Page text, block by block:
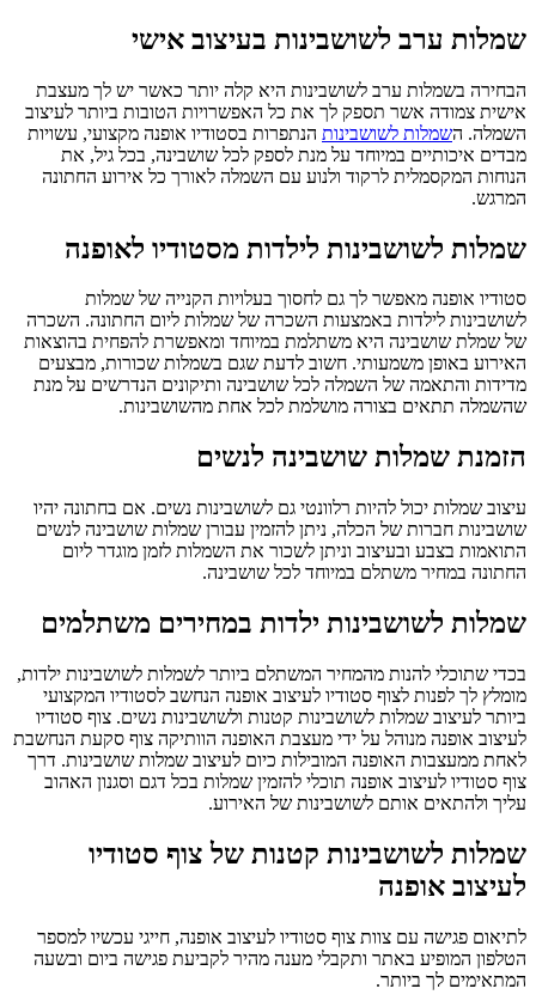
שמלות ערב לשושבינות בעיצוב אישי
הבחירה בשמלות ערב לשושבינות היא קלה יותר כאשר יש לך מעצבת
אישית צמודה אשר תספק לך את כל האפשרויות הטובות ביותר לעיצוב
השמלה. השמלות לשושבינות הנתפרות בסטודיו אופנה מקצועי, עשויות
מבדים איכותיים במיוחד על מנת לספק לכל שושבינה, בכל גיל, את
הנוחות המקסמלית לרקוד ולנוע עם השמלה לאורך כל אירוע החתונה
המרגש.
שמלות לשושבינות לילדות מסטודיו לאופנה
סטודיו אופנה מאפשר לך גם לחסוך בעלויות הקנייה של שמלות
לשושבינות לילדות באמצעות השכרה של שמלות ליום החתונה. השכרה
של שמלת שושבינה היא משתלמת במיוחד ומאפשרת להפחית בהוצאות
האירוע באופן משמעותי. חשוב לדעת שגם בשמלות שכורות, מבצעים
מדידות והתאמה של השמלה לכל שושבינה ותיקונים הנדרשים על מנת
שהשמלה תתאים בצורה מושלמת לכל אחת מהשושבינות.
הזמנת שמלות שושבינה לנשים
עיצוב שמלות יכול להיות רלוונטי גם לשושבינות נשים. אם בחתונה יהיו
שושבינות חברות של הכלה, ניתן להזמין עבורן שמלות שושבינה לנשים
התואמות בצבע ובעיצוב וניתן לשכור את השמלות לזמן מוגדר ליום
החתונה במחיר משתלם במיוחד לכל שושבינה.
שמלות לשושבינות ילדות במחירים משתלמים
בכדי שתוכלי להנות מהמחיר המשתלם ביותר לשמלות לשושבינות ילדות,
מומלץ לך לפנות לצוף סטודיו לעיצוב אופנה הנחשב לסטודיו המקצועי
ביותר לעיצוב שמלות לשושבינות קטנות ולשושבינות נשים. צוף סטודיו
לעיצוב אופנה מנוהל על ידי מעצבת האופנה הוותיקה צוף סקעת הנחשבת
לאחת ממעצבות האופנה המובילות כיום לעיצוב שמלות שושבינות. דרך
צוף סטודיו לעיצוב אופנה תוכלי להזמין שמלות בכל דגם וסגנון האהוב
עליך ולהתאים אותם לשושבינות של האירוע.
שמלות לשושבינות קטנות של צוף סטודיו
לעיצוב אופנה
לתיאום פגישה עם צוות צוף סטודיו לעיצוב אופנה, חייגי עכשיו למספר
הטלפון המופיע באתר ותקבלי מענה מהיר לקביעת פגישה ביום ובשעה
המתאימים לך ביותר.